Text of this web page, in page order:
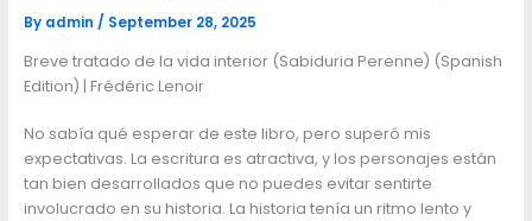
By admin / September 28, 2025
Breve tratado de la vida interior (Sabiduria Perenne) (Spanish
Edition) | Frédéric Lenoir
No sabía qué esperar de este libro, pero superó mis
expectativas. La escritura es atractiva, y los personajes están
tan bien desarrollados que no puedes evitar sentirte
involucrado en su historia. La historia tenía un ritmo lento y